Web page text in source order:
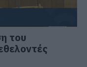
του